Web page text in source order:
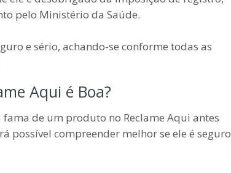
pelo Ministério da Saúde.
e sério, achando-se conforme todas as
Aqui é Boa?
de um produto no Reclame Aqui antes
possível compreender melhor se ele é seguro